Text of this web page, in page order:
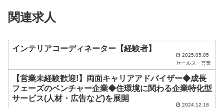
ー
ド
の
ま
関連求人
インテリアコーディネーター【経験者】
2025.05.05
セールス・営業
【営業未経験歓迎!】両面キャリアアドバイザー◆成長
フェーズのベンチャー企業◆住環境に関わる企業特化型
サービス(人材・広告など)を展開
2024.12.18